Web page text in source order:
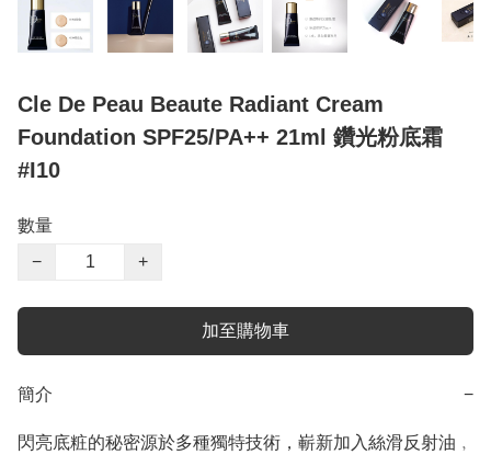
Cle De Peau Beaute Radiant Cream
Foundation SPF25/PA++ 21ml 鑽光粉底霜
#I10
數量
−
+
加至購物車
簡介 −
閃亮底粧的秘密源於多種獨特技術，嶄新加入絲滑反射油﹐